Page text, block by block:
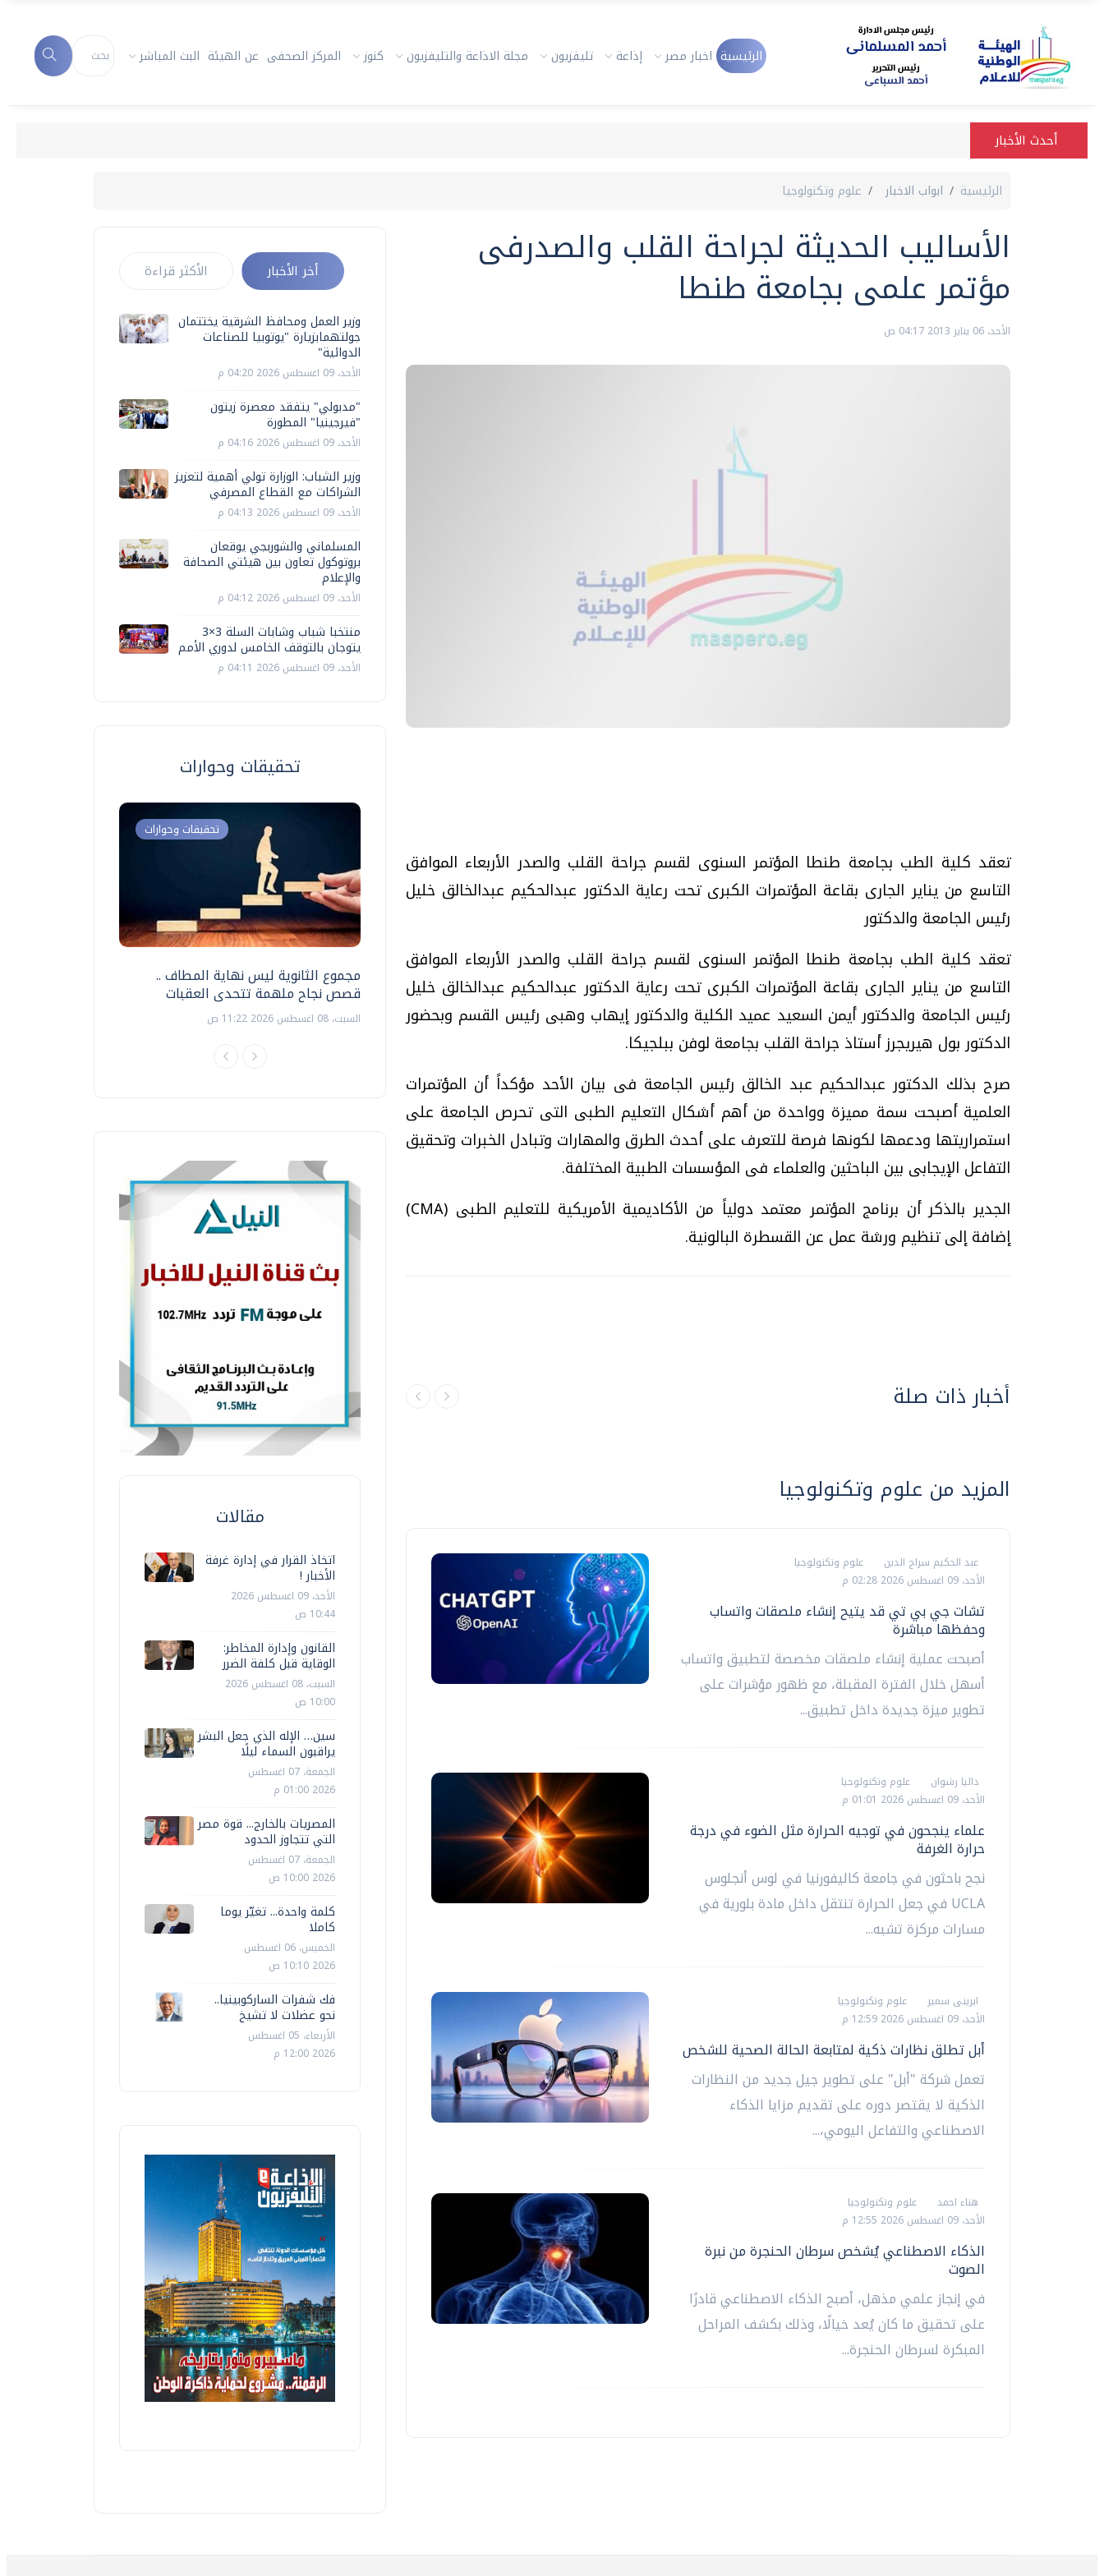
الرئيسية اخبار مصر إذاعة تليفزيون مجلة الاذاعة والتليفزيون كنوز المركز الصحفى عن الهيئة البث المباشر
أحدث الأخبار
الرئيسية ابواب الاخبار علوم وتكنولوجيا
الأساليب الحديثة لجراحة القلب والصدرفى
مؤتمر علمى بجامعة طنطا
الأحد، 06 يناير 2013 04:17 ص
تعقد كلية الطب بجامعة طنطا المؤتمر السنوى لقسم جراحة القلب والصدر الأربعاء الموافق
التاسع من يناير الجارى بقاعة المؤتمرات الكبرى تحت رعاية الدكتور عبدالحكيم عبدالخالق خليل
رئيس الجامعة والدكتور
تعقد كلية الطب بجامعة طنطا المؤتمر السنوى لقسم جراحة القلب والصدر الأربعاء الموافق
التاسع من يناير الجارى بقاعة المؤتمرات الكبرى تحت رعاية الدكتور عبدالحكيم عبدالخالق خليل
رئيس الجامعة والدكتور أيمن السعيد عميد الكلية والدكتور إيهاب وهبى رئيس القسم وبحضور
الدكتور بول هيريجرز أستاذ جراحة القلب بجامعة لوفن ببلجيكا.
صرح بذلك الدكتور عبدالحكيم عبد الخالق رئيس الجامعة فى بيان الأحد مؤكداً أن المؤتمرات
العلمية أصبحت سمة مميزة وواحدة من أهم أشكال التعليم الطبى التى تحرص الجامعة على
استمراريتها ودعمها لكونها فرصة للتعرف على أحدث الطرق والمهارات وتبادل الخبرات وتحقيق
التفاعل الإيجابى بين الباحثين والعلماء فى المؤسسات الطبية المختلفة.
الجدير بالذكر أن برنامج المؤتمر معتمد دولياً من الأكاديمية الأمريكية للتعليم الطبى (CMA)
إضافة إلى تنظيم ورشة عمل عن القسطرة البالونية.
أخبار ذات صلة
المزيد من علوم وتكنولوجيا
عبد الحكيم سراج الدين
علوم وتكنولوجيا
الأحد، 09 اغسطس 2026 02:28 م
تشات جي بي تي قد يتيح إنشاء ملصقات واتساب
وحفظها مباشرة
أصبحت عملية إنشاء ملصقات مخصصة لتطبيق واتساب
أسهل خلال الفترة المقبلة، مع ظهور مؤشرات على
تطوير ميزة جديدة داخل تطبيق...
داليا رشوان
علوم وتكنولوجيا
الأحد، 09 اغسطس 2026 01:01 م
علماء ينجحون في توجيه الحرارة مثل الضوء في درجة
حرارة الغرفة
نجح باحثون في جامعة كاليفورنيا في لوس أنجلوس
UCLA في جعل الحرارة تنتقل داخل مادة بلورية في
مسارات مركزة تشبه...
ايرينى سمير
علوم وتكنولوجيا
الأحد، 09 اغسطس 2026 12:59 م
أبل تطلق نظارات ذكية لمتابعة الحالة الصحية للشخص
تعمل شركة "أبل" على تطوير جيل جديد من النظارات
الذكية لا يقتصر دوره على تقديم مزايا الذكاء
الاصطناعي والتفاعل اليومي،...
هناء احمد
علوم وتكنولوجيا
الأحد، 09 اغسطس 2026 12:55 م
الذكاء الاصطناعي يُشخص سرطان الحنجرة من نبرة
الصوت
في إنجاز علمي مذهل، أصبح الذكاء الاصطناعي قادرًا
على تحقيق ما كان يُعد خيالًا، وذلك بكشف المراحل
المبكرة لسرطان الحنجرة...
أخر الأخبار الأكثر قراءة
وزير العمل ومحافظ الشرقية يختتمان
جولتهمابزيارة "يوتوبيا للصناعات
الدوائية"
الأحد، 09 اغسطس 2026 04:20 م
"مدبولي" يتفقد معصرة زيتون
"فيرجينيا" المطورة
الأحد، 09 اغسطس 2026 04:16 م
وزير الشباب: الوزارة تولي أهمية لتعزيز
الشراكات مع القطاع المصرفي
الأحد، 09 اغسطس 2026 04:13 م
المسلماني والشوربجي يوقعان
بروتوكول تعاون بين هيئتي الصحافة
والإعلام
الأحد، 09 اغسطس 2026 04:12 م
منتخبا شباب وشابات السلة 3×3
يتوجان بالتوقف الخامس لدوري الأمم
الأحد، 09 اغسطس 2026 04:11 م
تحقيقات وحوارات
تحقيقات وحوارات
مجموع الثانوية ليس نهاية المطاف ..
قصص نجاح ملهمة تتحدى العقبات
السبت، 08 اغسطس 2026 11:22 ص
بعد إشعارات "جوجل" .. هل يمكن التنبوء
بالزلازل وكيف نتعامل معها؟
الثلاثاء، 04 اغسطس 2026 04:04 م
دليلك للتنسيق الجامعي .. تساؤلات
وإجابات
السبت، 01 اغسطس 2026 10:25 ص
فيديو.. الإعلام الرقمي.. تقنيات واعدة
وتحديات هائلة
مقالات
اتخاذ القرار في إدارة غرفة
الأخبار !
الأحد، 09 اغسطس 2026
10:44 ص
القانون وإدارة المخاطر:
الوقاية قبل كلفة الضرر
السبت، 08 اغسطس 2026
10:00 ص
سين… الإله الذي جعل البشر
يراقبون السماء ليلًا
الجمعة، 07 اغسطس
2026 01:00 م
المصريات بالخارج... قوة مصر
التي تتجاوز الحدود
الجمعة، 07 اغسطس
2026 10:00 ص
كلمة واحدة... تغيّر يوما
كاملا
الخميس، 06 اغسطس
2026 10:10 ص
فك شفرات الساركوبينيا..
نحو عضلات لا تشيخ
الأربعاء، 05 اغسطس
2026 12:00 م